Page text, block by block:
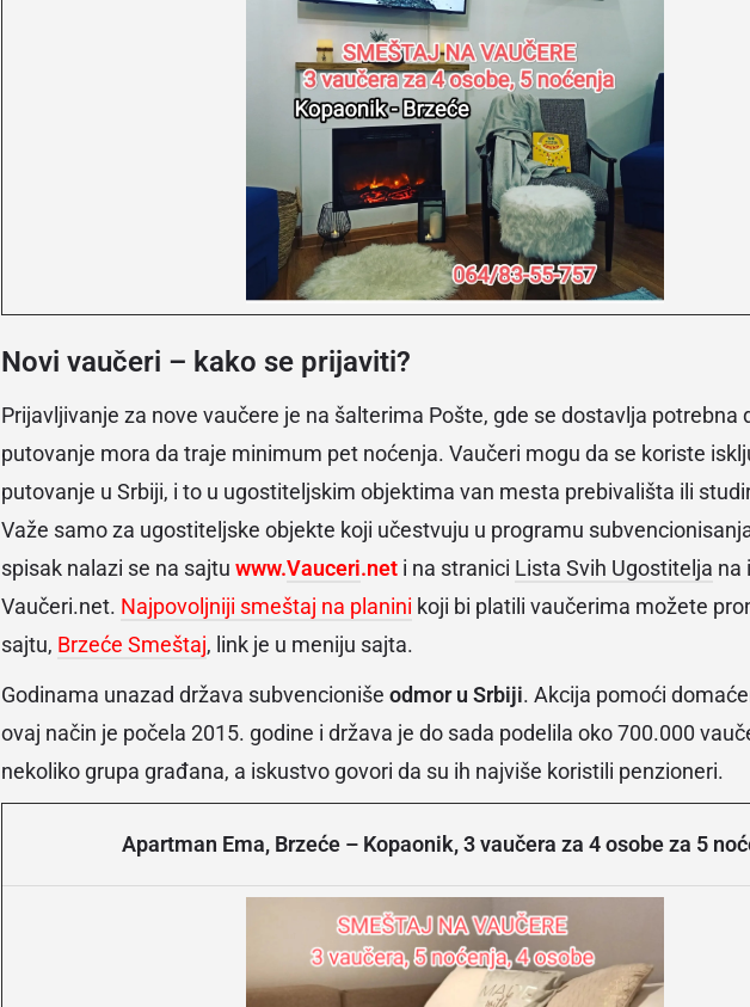
Novi vaučeri – kako se prijaviti?
Prijavljivanje za nove vaučere je na šalterima Pošte, gde se dostavlja potrebna
putovanje mora da traje minimum pet noćenja. Vaučeri mogu da se koriste
putovanje u Srbiji, i to u ugostiteljskim objektima van mesta prebivališta ili
Važe samo za ugostiteljske objekte koji učestvuju u programu
spisak nalazi se na sajtu www.Vauceri.net i na stranici Lista Svih Ugostitelja na
Vaučeri.net. Najpovoljniji smeštaj na planini koji bi platili vaučerima možete
sajtu, Brzeće Smeštaj, link je u meniju sajta.
Godinama unazad država subvencioniše odmor u Srbiji. Akcija pomoći
ovaj način je počela 2015. godine i država je do sada podelila oko 700.000
nekoliko grupa građana, a iskustvo govori da su ih najviše koristili penzioneri.
Apartman Ema, Brzeće – Kopaonik, 3 vaučera za 4 osobe za 5